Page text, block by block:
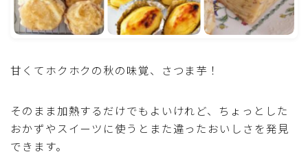
卵料理
野菜料理(ブロッコリー・カリフラワー・パプリカ・菜
野菜料理(きゅうり・なす・トマト・ピーマン・かぼち
ゃ・ゴーヤ)
甘くてホクホクの秋の味覚、さつま芋！
そのまま加熱するだけでもよいけれど、ちょっとした
おかずやスイーツに使うとまた違ったおいしさを発見
できます。